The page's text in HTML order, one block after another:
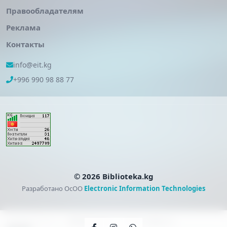
Литература. 7 класс. Часть 2
Правообладателям
Реклама
Контакты
info@eit.kg
+996 990 98 88 77
© 2026 Biblioteka.kg
Разработано ОсОО Electronic Information Technologies